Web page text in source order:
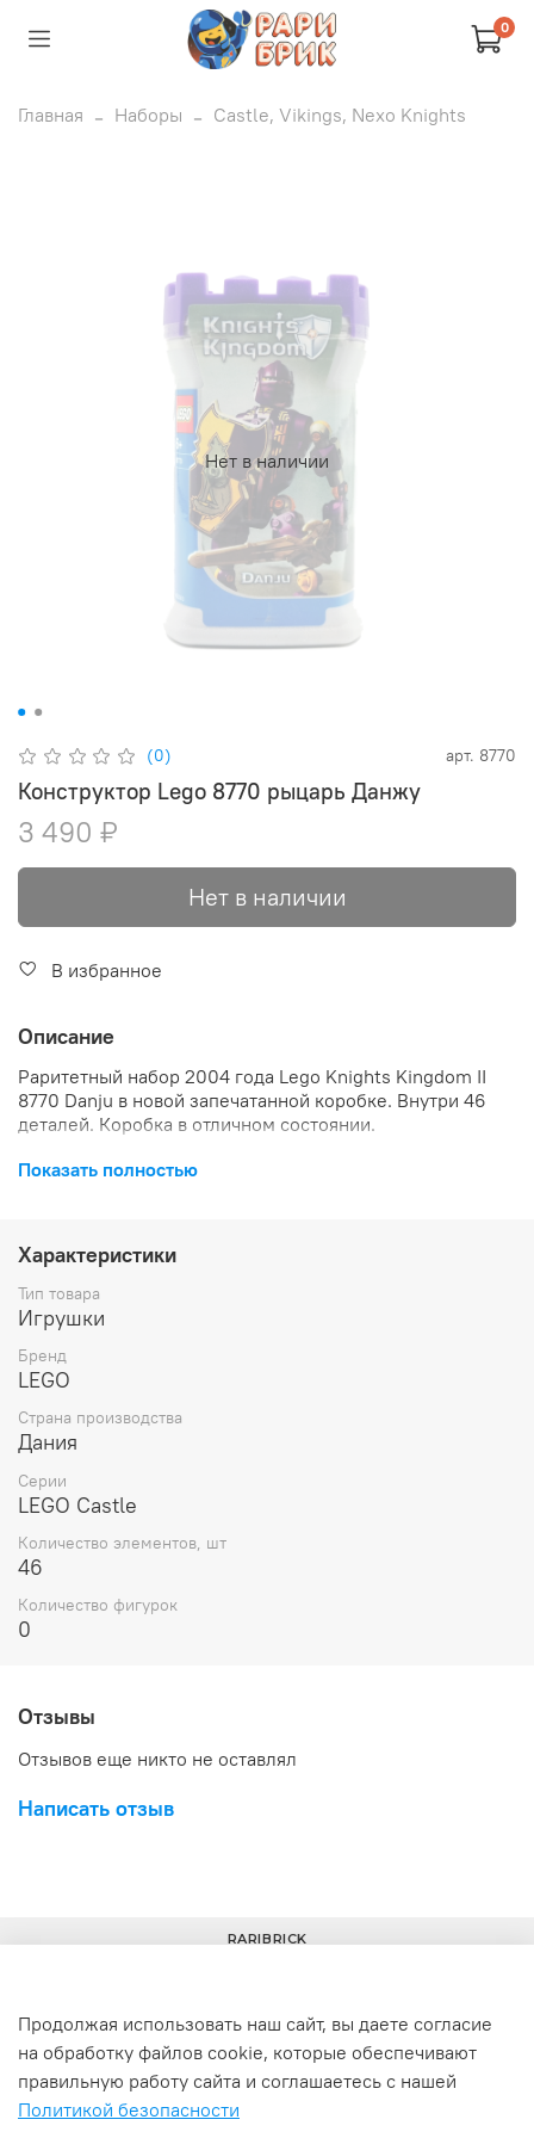
0
Главная Наборы Castle, Vikings, Nexo Knights
Нет в наличии
(0) арт. 8770
Конструктор Lego 8770 рыцарь Данжу
3 490 ₽
Нет в наличии
В избранное
Описание
Раритетный набор 2004 года Lego Knights Kingdom II
8770 Danju в новой запечатанной коробке. Внутри 46
деталей. Коробка в отличном состоянии.
Показать полностью
Характеристики
Тип товара
Игрушки
Бренд
LEGO
Страна производства
Дания
Серии
LEGO Castle
Количество элементов, шт
46
Количество фигурок
0
Отзывы
Отзывов еще никто не оставлял
Написать отзыв
+7(977) 633-00-30
info@raribrick.ru
г. Москва, Перерва ул., 52, стр. 1
RARIBRICK
Продолжая использовать наш сайт, вы даете согласие
на обработку файлов cookie, которые обеспечивают
правильную работу сайта и соглашаетесь с нашей
Политикой безопасности